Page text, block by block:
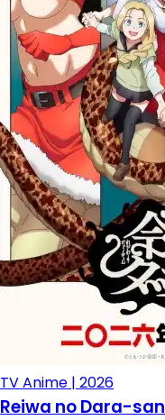
TV Anime | 2026
Reiwa no Dara-san